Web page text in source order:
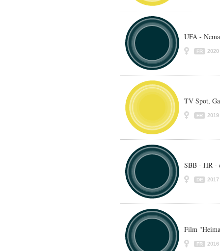
UFA -
FR 2020
TV Spot,
FR 2019
SBB - HR -
DE 2017
Film
FR 2016